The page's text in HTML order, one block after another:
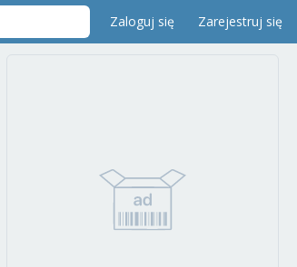
Zaloguj się Zarejestruj się